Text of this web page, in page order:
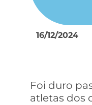
16/12/2024
Foi duro
atletas dos